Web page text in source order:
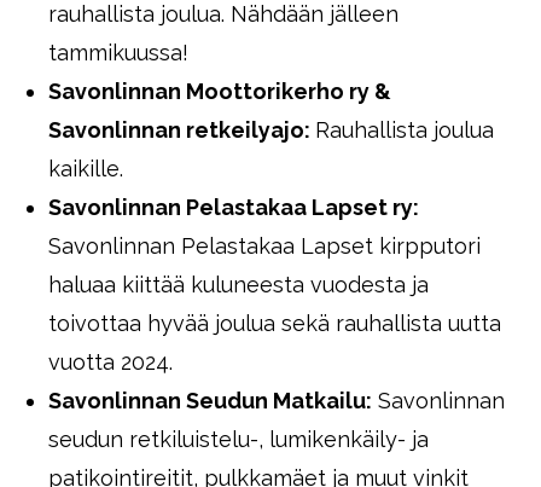
rauhallista joulua. Nähdään jälleen
tammikuussa!
Savonlinnan Moottorikerho ry &
Savonlinnan retkeilyajo: Rauhallista joulua
kaikille.
Savonlinnan Pelastakaa Lapset ry:
Savonlinnan Pelastakaa Lapset kirpputori
haluaa kiittää kuluneesta vuodesta ja
toivottaa hyvää joulua sekä rauhallista uutta
vuotta 2024.
Savonlinnan Seudun Matkailu: Savonlinnan
seudun retkiluistelu-, lumikenkäily- ja
patikointireitit, pulkkamäet ja muut vinkit